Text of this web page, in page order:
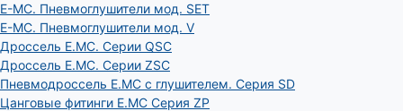
E-MC. Пневмоглушители мод. SET
E-MC. Пневмоглушители мод. V
Дроссель E.MC. Серии QSC
Дроссель E.MC. Серии ZSC
Пневмодроссель E.MC с глушителем. Серия SD
Цанговые фитинги E.MC Серия ZP